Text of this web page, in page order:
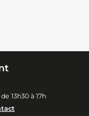
13h30 à 17h